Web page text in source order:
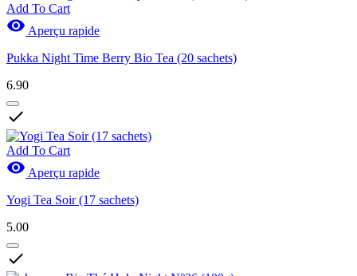
Add To Cart
 Aperçu rapide
Pukka Night Time Berry Bio Tea (20 sachets)
6.90

Add To Cart
 Aperçu rapide
Yogi Tea Soir (17 sachets)
5.00
